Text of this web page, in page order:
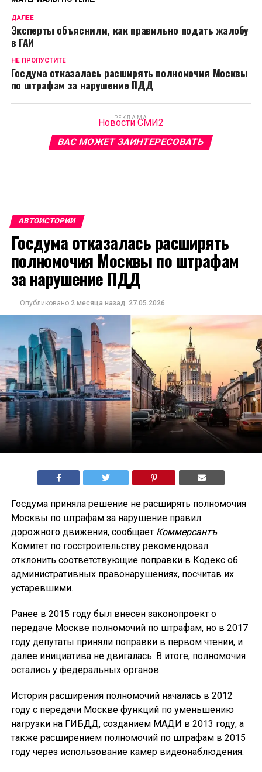
ДАЛЕЕ
Эксперты объяснили, как правильно подать жалобу
в ГАИ
НЕ ПРОПУСТИТЕ
Госдума отказалась расширять полномочия Москвы
по штрафам за нарушение ПДД
РЕКЛАМА
Новости СМИ2
ВАС МОЖЕТ ЗАИНТЕРЕСОВАТЬ
АВТОИСТОРИИ
Госдума отказалась расширять
полномочия Москвы по штрафам
за нарушение ПДД
Опубликовано 2 месяца назад 27.05.2026
Госдума приняла решение не расширять полномочия
Москвы по штрафам за нарушение правил
дорожного движения, сообщает Коммерсантъ.
Комитет по госстроительству рекомендовал
отклонить соответствующие поправки в Кодекс об
административных правонарушениях, посчитав их
устаревшими.
Ранее в 2015 году был внесен законопроект о
передаче Москве полномочий по штрафам, но в 2017
году депутаты приняли поправки в первом чтении, и
далее инициатива не двигалась. В итоге, полномочия
остались у федеральных органов.
История расширения полномочий началась в 2012
году с передачи Москве функций по уменьшению
нагрузки на ГИБДД, созданием МАДИ в 2013 году, а
также расширением полномочий по штрафам в 2015
году через использование камер видеонаблюдения.